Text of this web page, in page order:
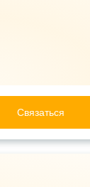
Связаться